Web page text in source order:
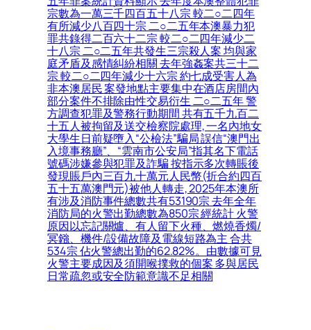
宗數為一萬三千四百五十八宗 較二○二四年
有所減少八百四十宗 二○二五年本澳暴力犯
罪共錄得二百六十二宗 較二○二四年減少二
十八宗 二○二五年共發生三宗殺人案 均與家
庭矛盾及感情糾紛相關 去年強姦案共三十二
宗 較二○二四年減少十六宗 約七成受害人為
非本澳居民 案發地點主要集中在酒店房間內
部分案件不排除由性交易衍生 二○二五年 警
方調查犯罪及警務行動期間 共有五千九百二
十五人被拘留及送交檢察院處理, 一名內地女
大學生日前疑墮入“公檢法”騙局 誤信“澳門出
入境事務廳”、“雲南市公安局”指其名下電話
號碼涉嫌參與犯罪及詐騙 按指示多次轉賬後
發現賬戶內三百九十萬元人民幣(折合約四百
五十五萬澳門元)被他人轉走, 2025年本澳所
有涉及消防事件總數共有53190宗 去年全年
消防局的火警出勤總數為850宗 經統計 火警
原因以忘記關爐、有人留下火種、燃燒香燭/
冥鏹、機件/設備故障及電線短路為主 合共
534宗 佔火警總出勤的62.82%。由數據可見
火警主要成因及須開喉撲救的個案 多與居民
日常疏忽或安全防範意識不足相關